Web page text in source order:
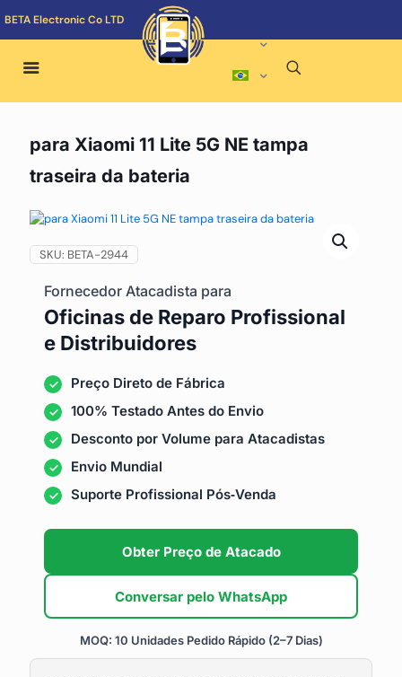
BETA Electronic Co LTD
para Xiaomi 11 Lite 5G NE tampa
traseira da bateria
SKU: BETA-2944
Fornecedor Atacadista para
Oficinas de Reparo Profissional
e Distribuidores
Preço Direto de Fábrica
100% Testado Antes do Envio
Desconto por Volume para Atacadistas
Envio Mundial
Suporte Profissional Pós‑Venda
Obter Preço de Atacado
Conversar pelo WhatsApp
MOQ: 10 Unidades Pedido Rápido (2–7 Dias)